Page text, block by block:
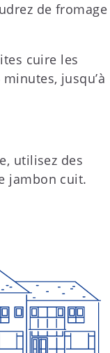
de fromage
cuire les
jusqu’à
utilisez des
jambon cuit.